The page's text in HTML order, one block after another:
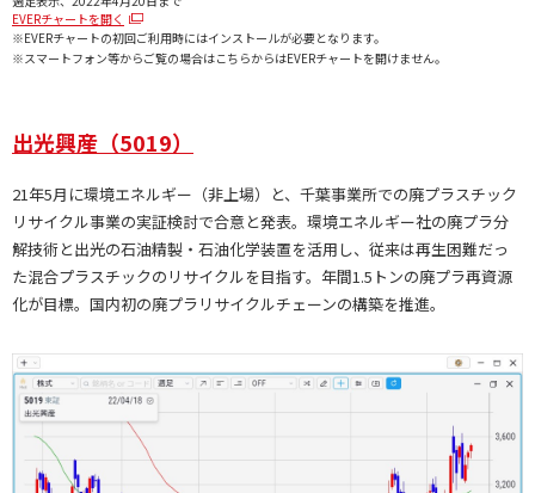
EVERチャートを開く
※EVERチャートの初回ご利用時にはインストールが必要となります。
※スマートフォン等からご覧の場合はこちらからはEVERチャートを開けません。
出光興産（5019）
21年5月に環境エネルギー（非上場）と、千葉事業所での廃プラスチック
リサイクル事業の実証検討で合意と発表。環境エネルギー社の廃プラ分
解技術と出光の石油精製・石油化学装置を活用し、従来は再生困難だっ
た混合プラスチックのリサイクルを目指す。年間1.5トンの廃プラ再資源
化が目標。国内初の廃プラリサイクルチェーンの構築を推進。